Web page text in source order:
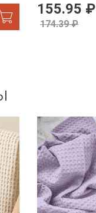
155.95 ₽
174.39 ₽